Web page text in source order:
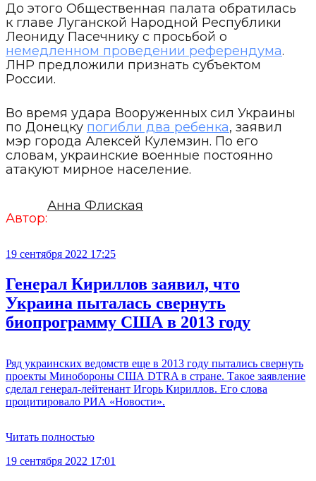
До этого Общественная палата обратилась
к главе Луганской Народной Республики
Леониду Пасечнику с просьбой о
немедленном проведении референдума.
ЛНР предложили признать субъектом
России.
Во время удара Вооруженных сил Украины
по Донецку погибли два ребенка, заявил
мэр города Алексей Кулемзин. По его
словам, украинские военные постоянно
атакуют мирное население.
Автор:
Анна Флиская
19 сентября 2022 17:25
Генерал Кириллов заявил, что
Украина пыталась свернуть
биопрограмму США в 2013 году
Ряд украинских ведомств еще в 2013 году пытались свернуть
проекты Минобороны США DTRA в стране. Такое заявление
сделал генерал-лейтенант Игорь Кириллов. Его слова
процитировало РИА «Новости».
Читать полностью
19 сентября 2022 17:01